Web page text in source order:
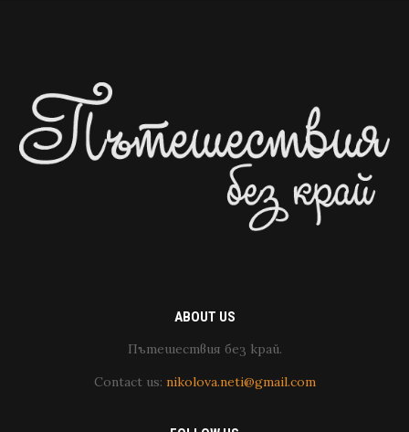
ABOUT US
Пътешествия без край.
Contact us: nikolova.neti@gmail.com